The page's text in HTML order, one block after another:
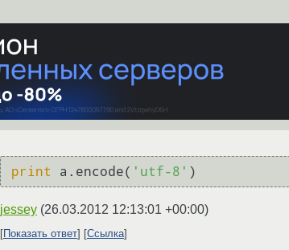
print a.encode( 'utf-8'
jessey (26.03.2012 12:13:01 +00:00)
Показать ответ Ссылка